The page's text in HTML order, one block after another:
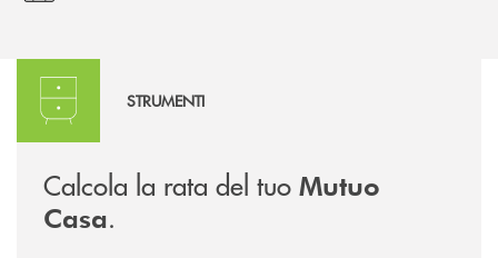
STRUMENTI
Calcola la rata del tuo Mutuo
Casa.